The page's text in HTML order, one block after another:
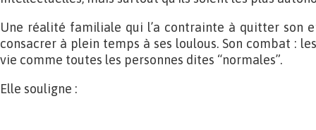
Une réalité familiale qui l’a contrainte à quitter son
consacrer à plein temps à ses loulous. Son combat :
vie comme toutes les personnes dites “normales”.
Elle souligne :